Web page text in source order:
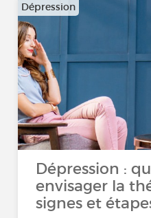
Dépression
Dépression :
envisager la
signes et